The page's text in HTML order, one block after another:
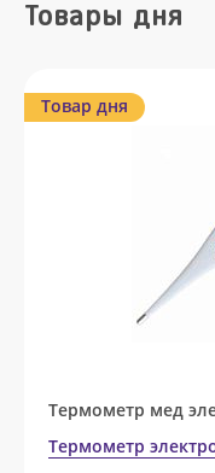
Товары дня
Товар дня
Термометр мед
Термометр